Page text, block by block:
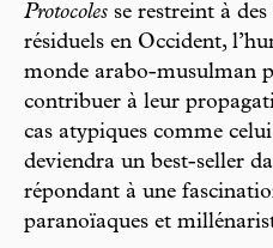
Protocoles se restreint à
résiduels en Occident,
monde arabo-musulman
contribuer à leur
cas atypiques comme
deviendra un best-seller
répondant à une
paranoïaques et